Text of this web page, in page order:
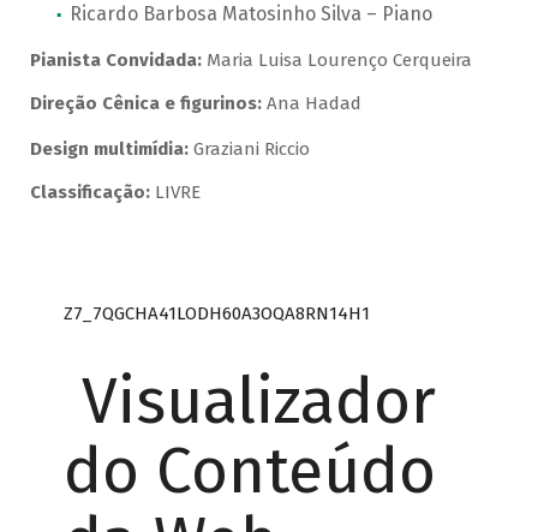
Ricardo Barbosa Matosinho Silva – Piano
Pianista Convidada: Maria Luisa Lourenço Cerqueira
Direção Cênica e figurinos:Ana Hadad
Design multimídia:Graziani Riccio
Classificação:LIVRE
Z7_7QGCHA41LODH60A3OQA8RN14H1
Visualizador
do Conteúdo